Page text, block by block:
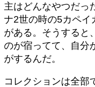
主はどんなやつだっ
ナ2世の時の5カペイ
がある。そうすると
のが宿ってて、自分
がするんだ。
コレクションは全部